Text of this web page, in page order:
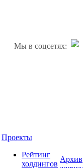
Мы в соцсетях:
Проекты
Рейтинг
холдингов
Архив